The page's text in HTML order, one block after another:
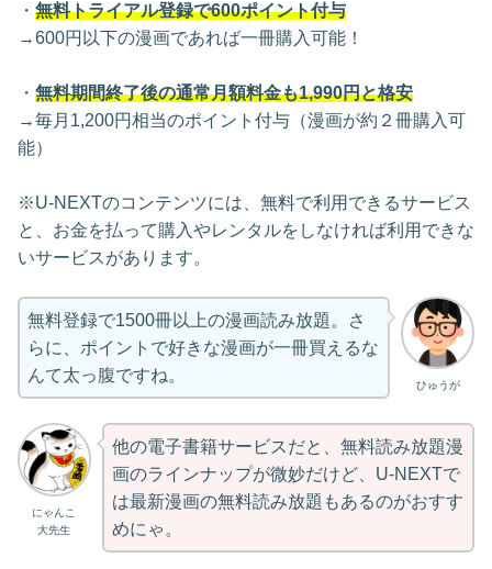
・ 無料トライアル登録で600ポイント付与
→600円以下の漫画であれば一冊購入可能！
・ 無料期間終了後の通常月額料金も1,990円と格安
→毎月1,200円相当のポイント付与（漫画が約２冊購入可
能）
※U-NEXTのコンテンツには、無料で利用できるサービス
と、お金を払って購入やレンタルをしなければ利用できな
いサービスがあります。
ひゅうが
無料登録で1500冊以上の漫画読み放題。さ
らに、ポイントで好きな漫画が一冊買えるな
んて太っ腹ですね。
にゃんこ
大先生
他の電子書籍サービスだと、無料読み放題漫
画のラインナップが微妙だけど、U-NEXTで
は最新漫画の無料読み放題もあるのがおすす
めにゃ。